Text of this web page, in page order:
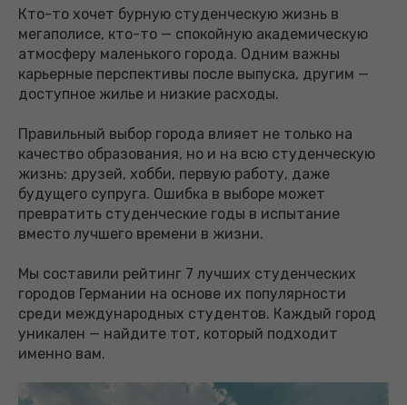
Кто-то хочет бурную студенческую жизнь в
мегаполисе, кто-то — спокойную академическую
атмосферу маленького города. Одним важны
карьерные перспективы после выпуска, другим —
доступное жилье и низкие расходы.
Правильный выбор города влияет не только на
качество образования, но и на всю студенческую
жизнь: друзей, хобби, первую работу, даже
будущего супруга. Ошибка в выборе может
превратить студенческие годы в испытание
вместо лучшего времени в жизни.
Мы составили рейтинг 7 лучших студенческих
городов Германии на основе их популярности
среди международных студентов. Каждый город
уникален — найдите тот, который подходит
именно вам.